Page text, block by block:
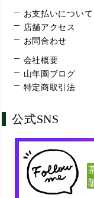
お支払いについて
店舗アクセス
お問合わせ
会社概要
山年園ブログ
特定商取引法
公式SNS